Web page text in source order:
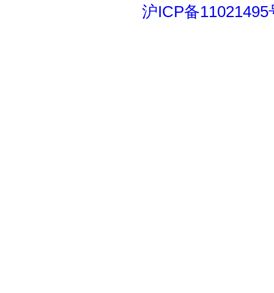
沪ICP备11021495